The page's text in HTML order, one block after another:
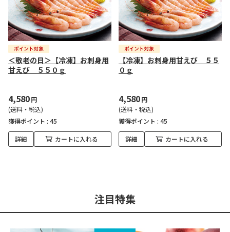
＜敬老の日＞【冷凍】お刺身用
甘えび ５５０ｇ
4,580円
(送料・税込)
獲得ポイント : 45
詳細 カートに入れる
【冷凍】お刺身用甘えび ５５
０ｇ
4,580円
(送料・税込)
獲得ポイント : 45
詳細 カートに入れる
注目特集